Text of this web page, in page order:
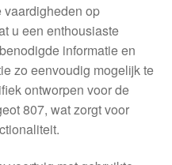
vaardigheden op
u een enthousiaste
informatie en
zo eenvoudig mogelijk te
ontworpen voor de
807, wat zorgt voor